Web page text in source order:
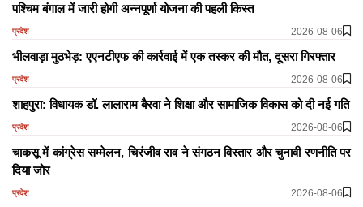
पश्चिम बंगाल में जारी होगी अन्नपूर्णा योजना की पहली किस्त
प्रदेश 2026-08-06
भीलवाड़ा मुठभेड़: एएनटीएफ की कार्रवाई में एक तस्कर की मौत, दूसरा गिरफ्तार
प्रदेश 2026-08-06
शाहपुरा: विधायक डॉ. लालाराम बैरवा ने शिक्षा और सामाजिक विकास को दी नई गति
प्रदेश 2026-08-06
चाकसू में कांग्रेस सम्मेलन, चिरंजीव राव ने संगठन विस्तार और चुनावी रणनीति पर
दिया जोर
प्रदेश 2026-08-06